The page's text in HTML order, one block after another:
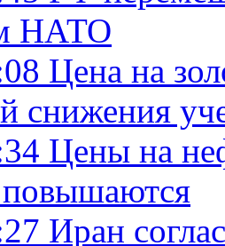
НАТО
Цена на
снижения
Цены на
Иран